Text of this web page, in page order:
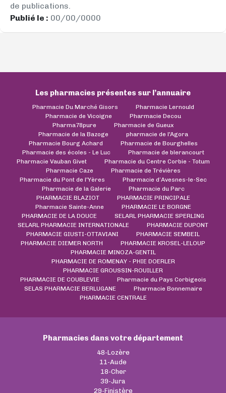
de publications.
Publié le : 00/00/0000
Les pharmacies présentes sur l’annuaire
Pharmacie Du Marché Gisors
Pharmacie Lernould
Pharmacie de Vicoigne
Pharmacie Decou
Pharma78pure
Pharmacie de Gueux
Pharmacie de la Bazoge
pharmacie de l'Agora
Pharmacie Bourg Achard
Pharmacie de Bourghelles
Pharmacie des écoles - Le Luc
Pharmacie de blerancourt
Pharmacie Vauban Givet
Pharmacie du Centre Corbie - Totum
Pharmacie Caze
Pharmacie de Trévières
Pharmacie du Pont de l'Yères
Pharmacie d’Avesnes-le-Sec
Pharmacie de la Galerie
Pharmacie du Parc
PHARMACIE BLAZIOT
PHARMACIE PRINCIPALE
Pharmacie Sainte-Anne
PHARMACIE LE BORGNE
PHARMACIE DE LA DOUCE
SELARL PHARMACIE SPERLING
SELARL PHARMACIE INTERNATIONALE
PHARMACIE DUPONT
PHARMACIE GIUSTI-OTTAVIANI
PHARMACIE SEMBEIL
PHARMACIE DIEMER NORTH
PHARMACIE KROSEL-LELOUP
PHARMACIE MINOZA-GENTIL
PHARMACIE DE ROMENAY - PHIE DOERLER
PHARMACIE GROUSSIN-ROUILLER
PHARMACIE DE COUBLEVIE
Pharmacie du Pays Corbigeois
SELAS PHARMACIE BERLUGANE
Pharmacie Bonnemaire
PHARMACIE CENTRALE
Pharmacies dans votre département
48-Lozère
11-Aude
18-Cher
39-Jura
29-Finistère